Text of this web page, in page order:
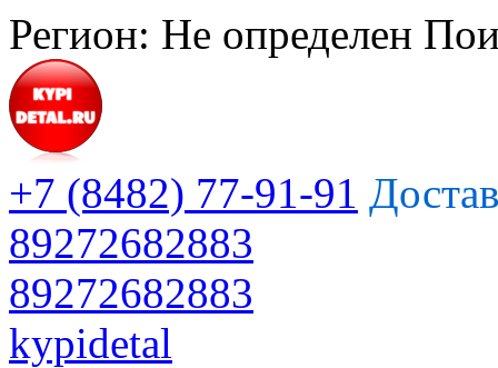
Регион: Не определен
+7 (8482) 77-91-91
89272682883
89272682883
kypidetal